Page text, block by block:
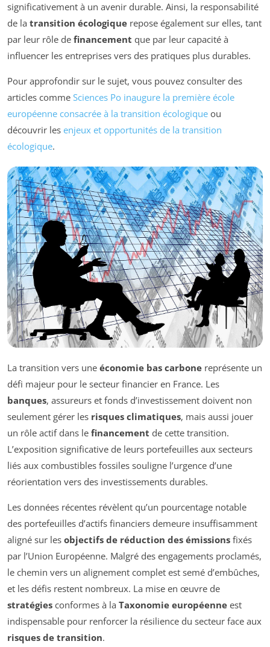
significativement à un avenir durable. Ainsi, la responsabilité
de la transition écologique repose également sur elles, tant
par leur rôle de financement que par leur capacité à
influencer les entreprises vers des pratiques plus durables.
Pour approfondir sur le sujet, vous pouvez consulter des
articles comme Sciences Po inaugure la première école
européenne consacrée à la transition écologique ou
découvrir les enjeux et opportunités de la transition
écologique.
La transition vers une économie bas carbone représente un
défi majeur pour le secteur financier en France. Les
banques, assureurs et fonds d’investissement doivent non
seulement gérer les risques climatiques, mais aussi jouer
un rôle actif dans le financement de cette transition.
L’exposition significative de leurs portefeuilles aux secteurs
liés aux combustibles fossiles souligne l’urgence d’une
réorientation vers des investissements durables.
Les données récentes révèlent qu’un pourcentage notable
des portefeuilles d’actifs financiers demeure insuffisamment
aligné sur les objectifs de réduction des émissions fixés
par l’Union Européenne. Malgré des engagements proclamés,
le chemin vers un alignement complet est semé d’embûches,
et les défis restent nombreux. La mise en œuvre de
stratégies conformes à la Taxonomie européenne est
indispensable pour renforcer la résilience du secteur face aux
risques de transition.